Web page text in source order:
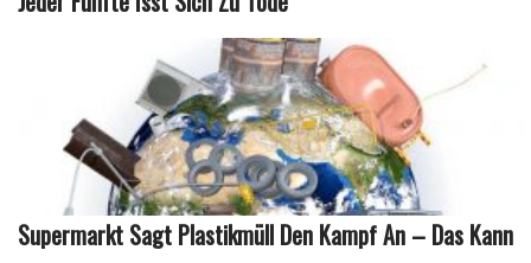
Supermarkt Sagt Plastikmüll Den Kampf An – Das Kann